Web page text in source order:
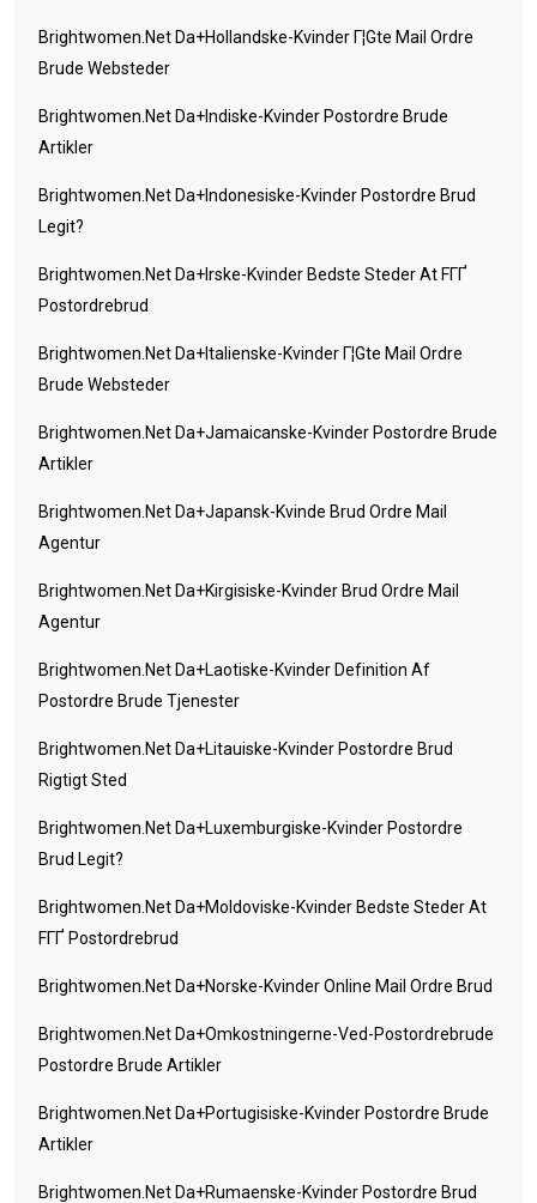
Brightwomen.net Da+hollandske-Kvinder Г¦gte Mail Ordre
Brude Websteder
Brightwomen.net Da+indiske-Kvinder Postordre Brude
Artikler
Brightwomen.net Da+indonesiske-Kvinder Postordre Brud
Legit?
Brightwomen.net Da+irske-Kvinder Bedste Steder At FГҐ
Postordrebrud
Brightwomen.net Da+italienske-Kvinder Г¦gte Mail Ordre
Brude Websteder
Brightwomen.net Da+jamaicanske-Kvinder Postordre Brude
Artikler
Brightwomen.net Da+japansk-Kvinde Brud Ordre Mail
Agentur
Brightwomen.net Da+kirgisiske-Kvinder Brud Ordre Mail
Agentur
Brightwomen.net Da+laotiske-Kvinder Definition Af
Postordre Brude Tjenester
Brightwomen.net Da+litauiske-Kvinder Postordre Brud
Rigtigt Sted
Brightwomen.net Da+luxemburgiske-Kvinder Postordre
Brud Legit?
Brightwomen.net Da+moldoviske-Kvinder Bedste Steder At
FГҐ Postordrebrud
Brightwomen.net Da+norske-Kvinder Online Mail Ordre Brud
Brightwomen.net Da+omkostningerne-Ved-Postordrebrude
Postordre Brude Artikler
Brightwomen.net Da+portugisiske-Kvinder Postordre Brude
Artikler
Brightwomen.net Da+rumaenske-Kvinder Postordre Brud